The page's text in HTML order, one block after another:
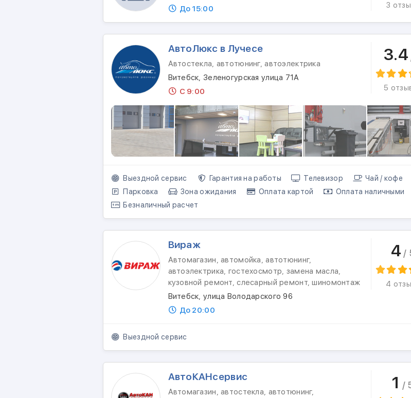
До 15:00
3
АвтоЛюкс в Лучесе
Автостекла, автотюнинг, автоэлектрика
Витебск, Зеленогурская улица 71А
С 9:00
3.4
5
Выездной сервис Гарантия на работы Телевизор
Чай / кофе
Парковка
Зона ожидания Оплата картой
Оплата наличными
Безналичный расчет
Вираж
Автомагазин, автомойка, автотюнинг,
автоэлектрика, гостехосмотр, замена масла,
кузовной ремонт, слесарный ремонт, шиномонтаж
Витебск, улица Володарского 96
До 20:00
4 /
4
Выездной сервис
АвтоКАНсервис
Автомагазин, автостекла, автотюнинг,
1 /